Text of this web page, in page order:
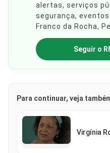
alertas, serviços
segurança,
Franco da Rocha,
Seguir o
Para continuar, veja
Virgínia